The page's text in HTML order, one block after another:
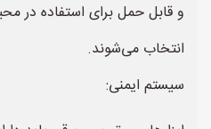
و قابل حمل برای استفاده در
انتخاب می‌شوند.
سیستم ایمنی: